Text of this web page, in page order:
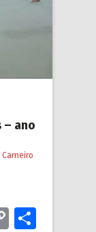
– ano
Copy